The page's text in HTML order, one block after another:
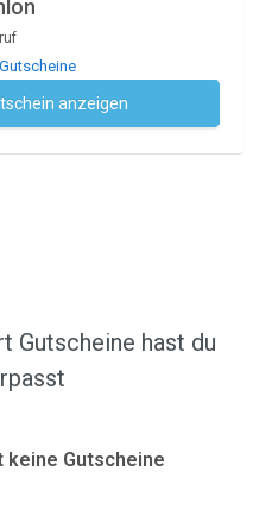
anzeigen
Gutscheine hast du
keine Gutscheine